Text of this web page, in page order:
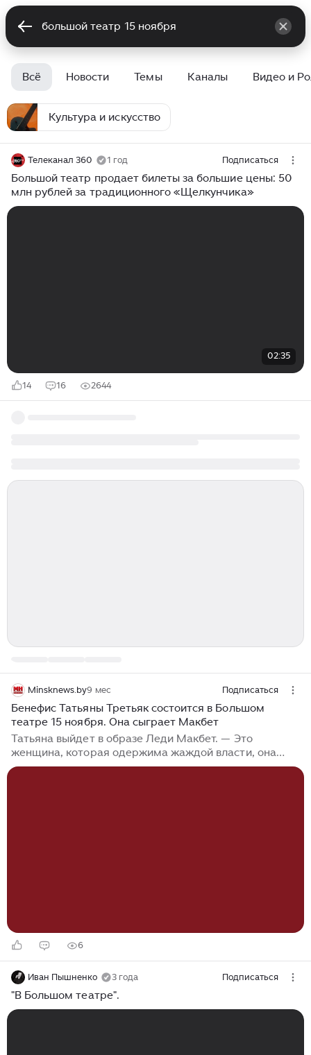
Всё Новости Темы Каналы Видео и
Культура и искусство
Телеканал 360 1 год Подписаться
Большой театр продает билеты за большие цены: 50
млн рублей за традиционного «Щелкунчика»
02:35
14 16 2644
Minsknews.by9 мес Подписаться
Бенефис Татьяны Третьяк состоится в Большом
театре 15 ноября. Она сыграет Макбет
Татьяна выйдет в образе Леди Макбет. — Это
женщина, которая одержима жаждой власти, она
идет по кровавому пути, не останавливаясь ни перед
6
Иван Пышненко 3 года Подписаться
"В Большом театре".